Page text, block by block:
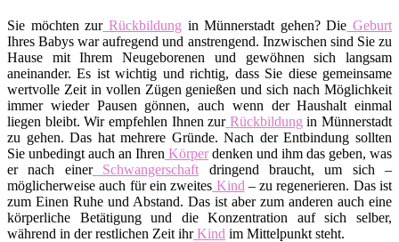
Sie möchten zurRückbildung in Münnerstadt gehen? Die Geburt
Ihres Babys war aufregend und anstrengend. Inzwischen sind Sie zu
Hause mit Ihrem Neugeborenen und gewöhnen sich langsam
aneinander. Es ist wichtig und richtig, dass Sie diese gemeinsame
wertvolle Zeit in vollen Zügen genießen und sich nach Möglichkeit
immer wieder Pausen gönnen, auch wenn der Haushalt einmal
liegen bleibt. Wir empfehlen Ihnen zurRückbildung in Münnerstadt
zu gehen. Das hat mehrere Gründe. Nach der Entbindung sollten
Sie unbedingt auch an Ihren Körperdenken und ihm das geben, was
er nach einerSchwangerschaft dringend braucht, um sich –
möglicherweise auch für ein zweites Kind – zu regenerieren. Das ist
zum Einen Ruhe und Abstand. Das ist aber zum anderen auch eine
körperliche Betätigung und die Konzentration auf sich selber,
während in der restlichen Zeit ihrKind im Mittelpunkt steht.